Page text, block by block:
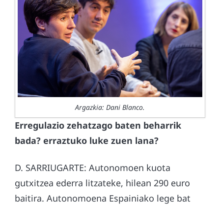
Argazkia: Dani Blanco.
Erregulazio zehatzago baten beharrik
bada? erraztuko luke zuen lana?
D. SARRIUGARTE: Autonomoen kuota
gutxitzea ederra litzateke, hilean 290 euro
baitira. Autonomoena Espainiako lege bat